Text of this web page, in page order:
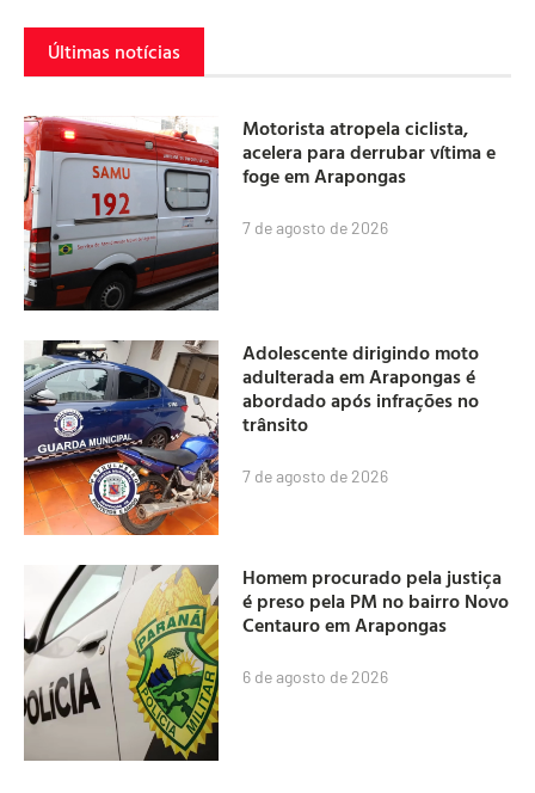
Últimas notícias
Motorista atropela ciclista,
acelera para derrubar vítima e
foge em Arapongas
7 de agosto de 2026
Adolescente dirigindo moto
adulterada em Arapongas é
abordado após infrações no
trânsito
7 de agosto de 2026
Homem procurado pela justiça
é preso pela PM no bairro Novo
Centauro em Arapongas
6 de agosto de 2026